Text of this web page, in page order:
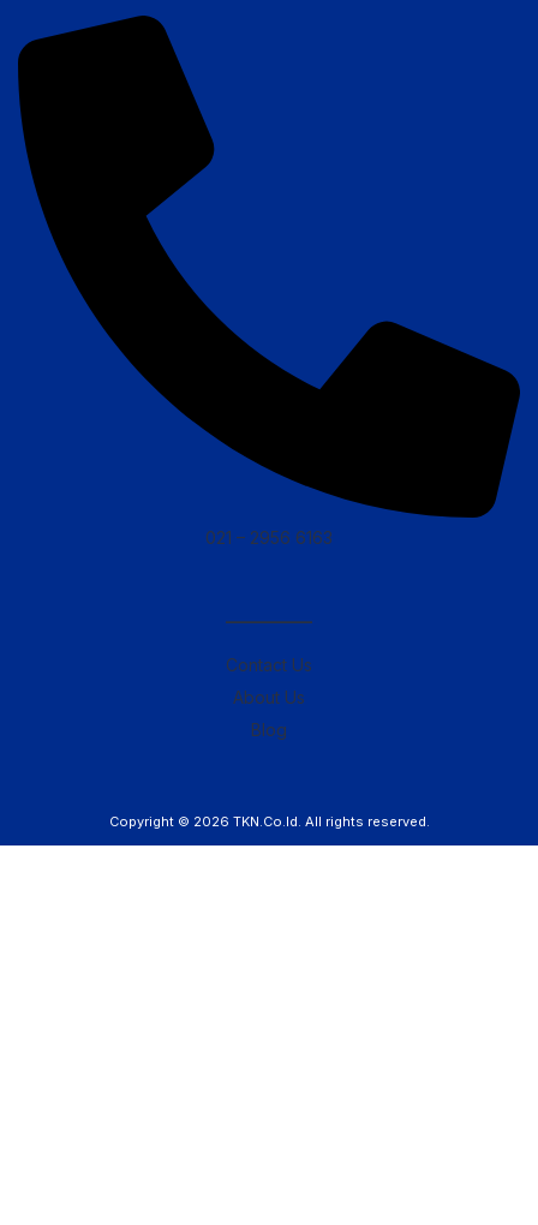
021 – 2956 6163
————–
Contact Us
About Us
Blog
Copyright © 2026 TKN.Co.Id. All rights reserved.